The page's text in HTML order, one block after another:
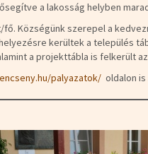
a lakosság helyben
Községünk szerepel a
kerültek a település
a projekttábla is felkerült
palyazatok/ oldalon